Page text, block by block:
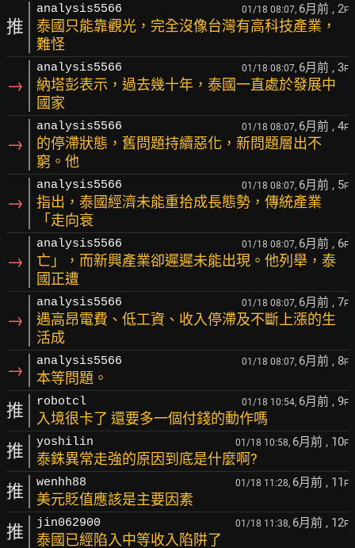
推
analysis5566 01/18 08:07, 6月前 , 2F
泰國只能靠觀光，完全沒像台灣有高科技產業，
難怪
→
analysis5566 01/18 08:07, 6月前 , 3F
納塔彭表示，過去幾十年，泰國一直處於發展中
國家
→
analysis5566 01/18 08:07, 6月前 , 4F
的停滯狀態，舊問題持續惡化，新問題層出不
窮。他
→
analysis5566 01/18 08:07, 6月前 , 5F
指出，泰國經濟未能重拾成長態勢，傳統產業
「走向衰
→
analysis5566 01/18 08:07, 6月前 , 6F
亡」，而新興產業卻遲遲未能出現。他列舉，泰
國正遭
→
analysis5566 01/18 08:07, 6月前 , 7F
遇高昂電費、低工資、收入停滯及不斷上漲的生
活成
→ analysis5566 01/18 08:07, 6月前 , 8F
本等問題。
推 robotcl 01/18 10:54, 6月前 , 9F
入境很卡了 還要多一個付錢的動作嗎
推 yoshilin 01/18 10:58, 6月前 , 10F
泰銖異常走強的原因到底是什麼啊?
推 wenhh88 01/18 11:28, 6月前 , 11 F
美元貶值應該是主要因素
推 jin062900 01/18 11:38, 6月前 , 12F
泰國已經陷入中等收入陷阱了